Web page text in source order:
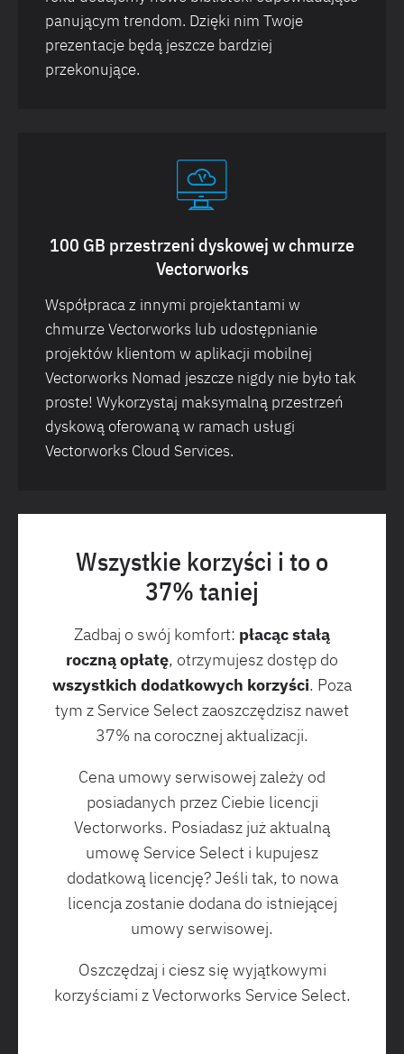
panującym trendom. Dzięki nim Twoje
prezentacje będą jeszcze bardziej
przekonujące.
100 GB przestrzeni dyskowej w chmurze
Vectorworks
Współpraca z innymi projektantami w
chmurze Vectorworks lub udostępnianie
projektów klientom w aplikacji mobilnej
Vectorworks Nomad jeszcze nigdy nie było tak
proste! Wykorzystaj maksymalną przestrzeń
dyskową oferowaną w ramach usługi
Vectorworks Cloud Services.
Wszystkie korzyści i to o
37% taniej
Zadbaj o swój komfort: płacąc stałą
roczną opłatę, otrzymujesz dostęp do
wszystkich dodatkowych korzyści. Poza
tym z Service Select zaoszczędzisz nawet
37% na corocznej aktualizacji.
Cena umowy serwisowej zależy od
posiadanych przez Ciebie licencji
Vectorworks. Posiadasz już aktualną
umowę Service Select i kupujesz
dodatkową licencję? Jeśli tak, to nowa
licencja zostanie dodana do istniejącej
umowy serwisowej.
Oszczędzaj i ciesz się wyjątkowymi
korzyściami z Vectorworks Service Select.